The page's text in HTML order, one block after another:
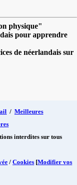
physique"
pour apprendre
de néerlandais sur
/ Meilleures
interdites sur tous
/ Cookies [Modifier vos